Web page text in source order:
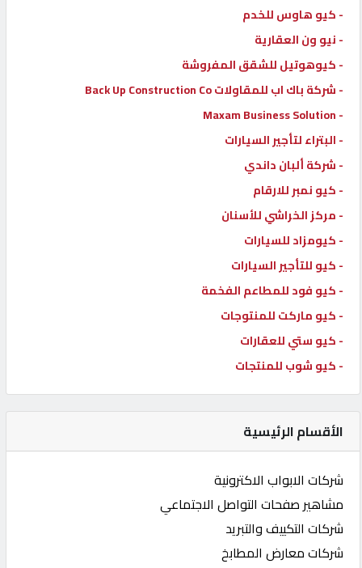
الدليل
القطري
POWERED
QHOST
- كيو هاوس للخدم
- نيو ون العقارية
- كيوهوتيل للشقق المفروشة
- شركة باك اب للمقاولات Back Up Construction Co
- Maxam Business Solution
- البتراء لتأجير السيارات
- شركة ألبان داندي
- كيو نمبر للارقام
- مركز الخراشي للأسنان
- كيومزاد للسيارات
- كيو للتأجير السيارات
- كيو فود للمطاعم الفخمة
- كيو ماركت للمنتوجات
- كيو ستي للعقارات
- كيو شوب للمنتجات
الأقسام الرئيسية
شركات الابواب الاكترونية
مشاهير صفحات التواصل الاجتماعي
شركات التكييف والتبريد
شركات معارض المطابخ